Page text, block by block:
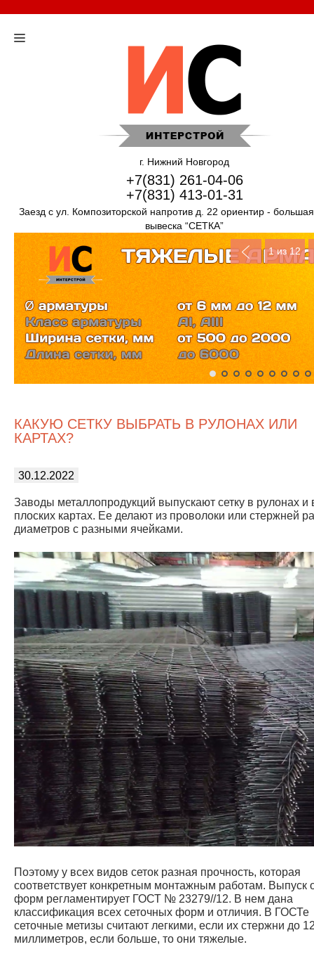
г. Нижний Новгород
+7(831) 261-04-06
+7(831) 413-01-31
Заезд с ул. Композиторской напротив д. 22 ориентир -
вывеска “СЕТКА”
1из 12
КАКУЮ СЕТКУ ВЫБРАТЬ В РУЛОНАХ ИЛИ
КАРТАХ?
30.12.2022
Заводы металлопродукций выпускают сетку в рулонах и
плоских картах. Ее делают из проволоки или стержней
диаметров с разными ячейками.
Поэтому у всех видов сеток разная прочность, которая
соответствует конкретным монтажным работам. Выпуск
форм регламентирует ГОСТ № 23279//12. В нем дана
классификация всех сеточных форм и отличия. В ГОСТе
сеточные метизы считают легкими, если их стержни до
миллиметров, если больше, то они тяжелые.